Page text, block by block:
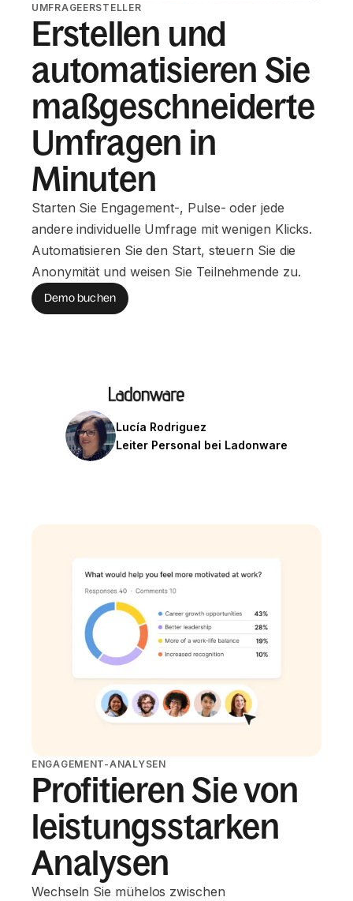
UMFRAGEERSTELLER
Erstellen und
automatisieren Sie
maßgeschneiderte
Umfragen in
Minuten
Starten Sie Engagement-, Pulse- oder jede
andere individuelle Umfrage mit wenigen Klicks.
Automatisieren Sie den Start, steuern Sie die
Anonymität und weisen Sie Teilnehmende zu.
Demo buchen
Lucía Rodriguez
Leiter Personal bei Ladonware
ENGAGEMENT-ANALYSEN
Profitieren Sie von
leistungsstarken
Analysen
Wechseln Sie mühelos zwischen